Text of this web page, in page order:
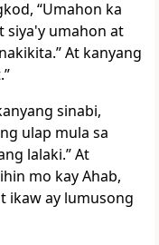
“Umahon ka
siya'y umahon at
At kanyang
sinabi,
ulap mula sa
lalaki.” At
mo kay Ahab,
ikaw ay lumusong